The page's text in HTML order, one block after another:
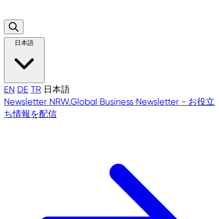
日本語
EN DE TR 日本語
Newsletter NRW.Global Business Newsletter - お役立
ち情報を配信